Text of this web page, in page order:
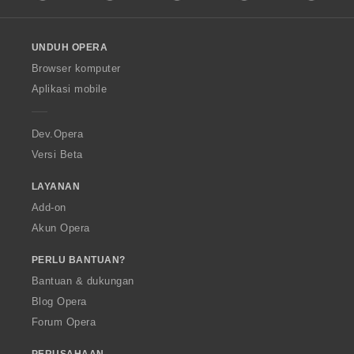
w
O
p
a
UNDUH OPERA
Browser komputer
Aplikasi mobile
Dev.Opera
Versi Beta
LAYANAN
Add-on
Akun Opera
PERLU BANTUAN?
Bantuan & dukungan
Blog Opera
Forum Opera